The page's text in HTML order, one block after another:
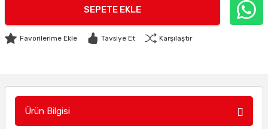
SEPETE EKLE
Tavsiye Et Karşılaştır
Ürün Bilgisi